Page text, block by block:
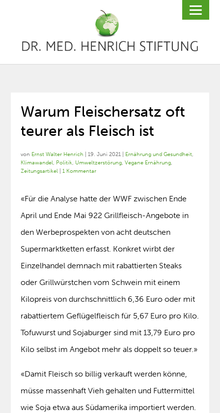
Warum Fleischersatz oft
teurer als Fleisch ist
von Ernst Walter Henrich |19. Juni 2021 Ernährung und Gesundheit,
Klimawandel, Politik, Umweltzerstörung,Vegane Ernährung,
Zeitungsartikel |1 Kommentar
«Für die Analyse hatte der WWF zwischen Ende
April und Ende Mai 922 Grillfleisch-Angebote in
den Werbeprospekten von acht deutschen
Supermarktketten erfasst. Konkret wirbt der
Einzelhandel demnach mit rabattierten Steaks
oder Grillwürstchen vom Schwein mit einem
Kilopreis von durchschnittlich 6,36 Euro oder mit
rabattiertem Geflügelfleisch für 5,67 Euro pro Kilo.
Tofuwurst und Sojaburger sind mit 13,79 Euro pro
Kilo selbst im Angebot mehr als doppelt so teuer.»
«Damit Fleisch so billig verkauft werden könne,
müsse massenhaft Vieh gehalten und Futtermittel
wie Soja etwa aus Südamerika importiert werden.